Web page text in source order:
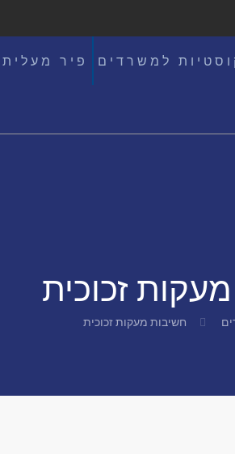
למשרדים פיר מעלית
זכוכית
חשיבות מעקות זכוכית